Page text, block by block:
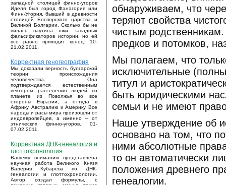
западной столицей финно-угоров
Иделя был город Фанагория или
Финн-Угория, бывший в древности
столицей Боспорского царства и
Великой Болгарии. Сколько бы не
вилась паутина лжи западных
фальсификаторов истории, но ей
всё равно приходит конец. 10-
21.02.2011.
Корректная геногеография
Мы доказали верность булгарской
теории происхождения
человечества. Она
подтверждается естественным
вектором расселения людей по
планете из Поволжья во все
стороны Евразии, а оттуда в
Африку, Австралию и Америку. Все
народы и расы мира произошли от
индоевропейцев, а именно – от
этнических финно-угоров. 01-
07.02.2011.
Корректная ДНК-генеалогия и
глоттохронология
Вашему вниманию представлена
научная работа Великого Князя
Валерия Кубарева по ДНК-
генеалогии и глоттохронологии.
Автор создал формулы, с
обнаруживаем, что
теряют свойства
чистым
предков и потомков,
Мы полагаем, что
исключительные
титул и
быть юридическими
семьи и не имеют
Наше утверждение об
основано на том, что
ними абсолютные
то он автоматически
положения древнего
генеалогии.